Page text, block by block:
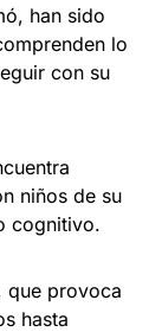
han sido
lo
con su
niños de su
cognitivo.
que provoca
hasta